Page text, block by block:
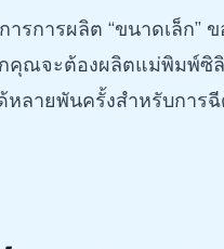
ารการผลิต “ขนาดเล็ก
กคุณจะต้องผลิตแม่พิมพ์
หลายพันครั้งสำหรับการ